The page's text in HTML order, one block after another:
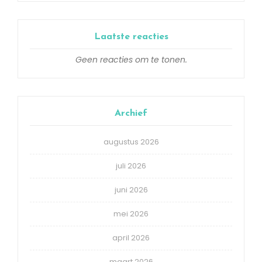
Laatste reacties
Geen reacties om te tonen.
Archief
augustus 2026
juli 2026
juni 2026
mei 2026
april 2026